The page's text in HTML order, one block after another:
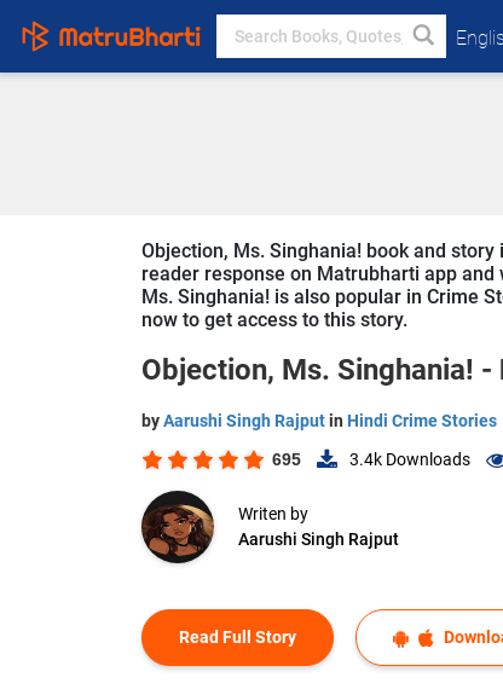
Objection, Ms. Singhania! book and
reader response on Matrubharti app
Ms. Singhania! is also popular in Crime
now to get access to this story.
Objection, Ms. Singhania! -
byAarushi Singh Rajputin Hindi Crime Stories
695 3.4k Downloads
Writen by
Aarushi Singh Rajput
Read Full Story